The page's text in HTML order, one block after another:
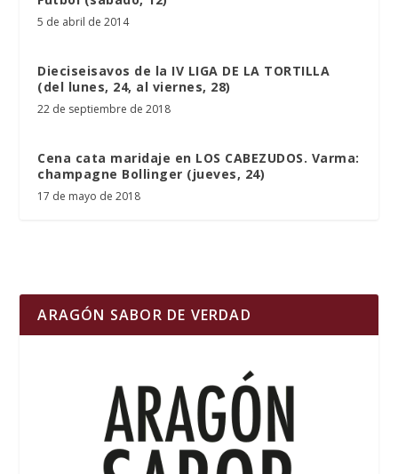
5 de abril de 2014
Dieciseisavos de la IV LIGA DE LA TORTILLA
(del lunes, 24, al viernes, 28)
22 de septiembre de 2018
Cena cata maridaje en LOS CABEZUDOS. Varma:
champagne Bollinger (jueves, 24)
17 de mayo de 2018
ARAGÓN SABOR DE VERDAD